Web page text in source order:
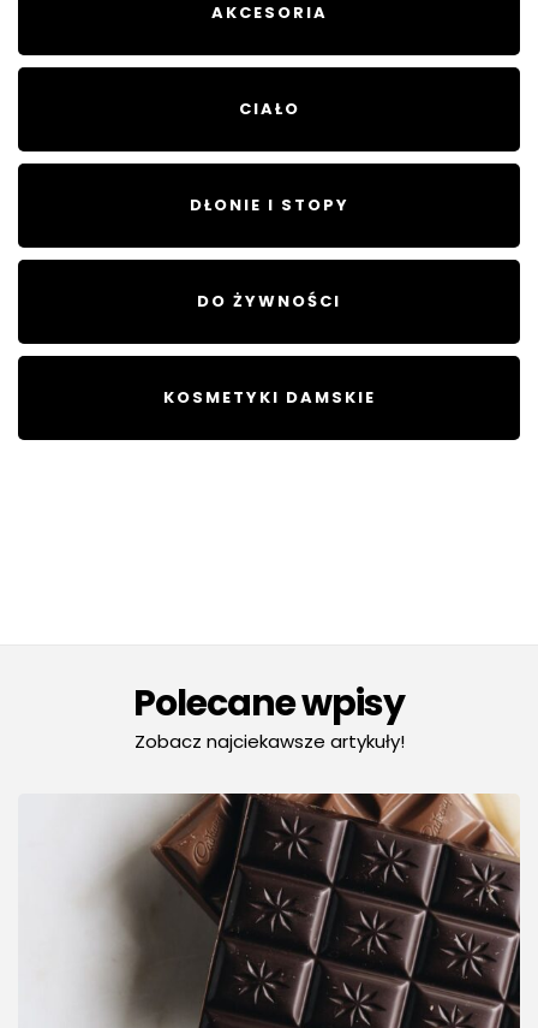
AKCESORIA
CIAŁO
DŁONIE I STOPY
DO ŻYWNOŚCI
KOSMETYKI DAMSKIE
Polecane wpisy
Zobacz najciekawsze artykuły!